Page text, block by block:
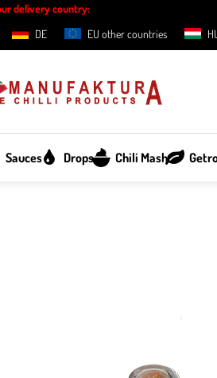
delivery country:
DE EU other countries
Sauces Drops Chili Mash